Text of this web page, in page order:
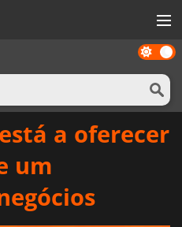
Dark
mode
a oferecer
um